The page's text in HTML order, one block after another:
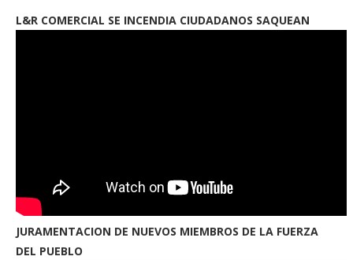
L&R COMERCIAL SE INCENDIA CIUDADANOS SAQUEAN
JURAMENTACION DE NUEVOS MIEMBROS DE LA FUERZA
DEL PUEBLO